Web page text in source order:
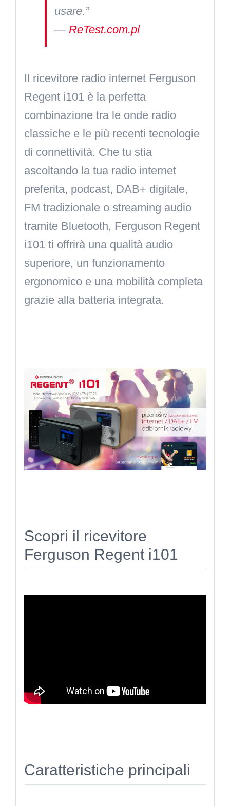
usare.”
— ReTest.com.pl
Il ricevitore radio internet Ferguson
Regent i101 è la perfetta
combinazione tra le onde radio
classiche e le più recenti tecnologie
di connettività. Che tu stia
ascoltando la tua radio internet
preferita, podcast, DAB+ digitale,
FM tradizionale o streaming audio
tramite Bluetooth, Ferguson Regent
i101 ti offrirà una qualità audio
superiore, un funzionamento
ergonomico e una mobilità completa
grazie alla batteria integrata.
Scopri il ricevitore
Ferguson Regent i101
Caratteristiche principali